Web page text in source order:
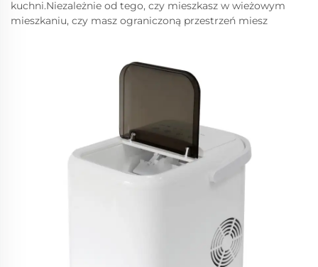
kuchni.Niezależnie od tego, czy mieszkasz w wieżowym
mieszkaniu, czy masz ograniczoną przestrzeń miesz